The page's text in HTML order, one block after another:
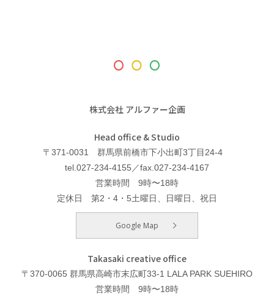
株式会社 アルファー企画
Head office & Studio
〒371-0031 群馬県前橋市下小出町3丁目24-4
tel.027-234-4155／fax.027-234-4167
営業時間 9時〜18時
定休日 第2・4・5土曜日、日曜日、祝日
Google Map
Takasaki creative office
〒370-0065 群馬県高崎市末広町33-1 LALA PARK SUEHIRO
営業時間 9時〜18時